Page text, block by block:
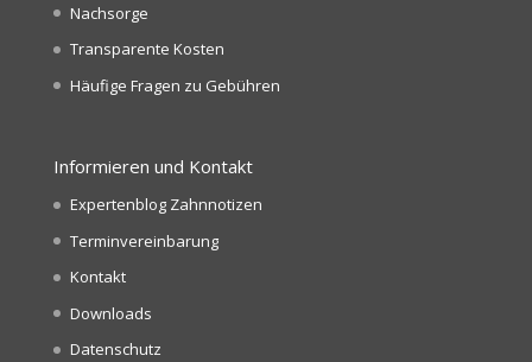
Nachsorge
Transparente Kosten
Häufige Fragen zu Gebühren
Informieren und Kontakt
Expertenblog Zahnnotizen
Terminvereinbarung
Kontakt
Downloads
Datenschutz